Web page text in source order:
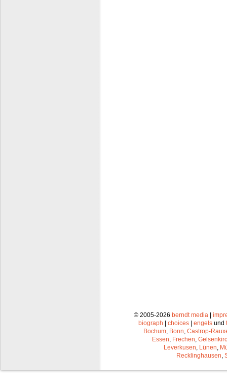
© 2005-2026 berndt media |
biograph | choices | engels und
Bochum Bonn Castrop-
Essen Frechen
Leverkusen Lünen
Recklinghausen